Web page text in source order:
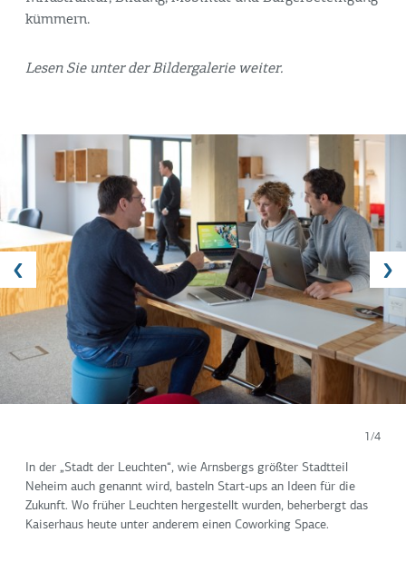
kümmern.
Lesen Sie unter der Bildergalerie weiter.
1/4
In der „Stadt der Leuchten“, wie Arnsbergs größter Stadtteil
Neheim auch genannt wird, basteln Start-ups an Ideen für die
Zukunft. Wo früher Leuchten hergestellt wurden, beherbergt das
Kaiserhaus heute unter anderem einen Coworking Space.